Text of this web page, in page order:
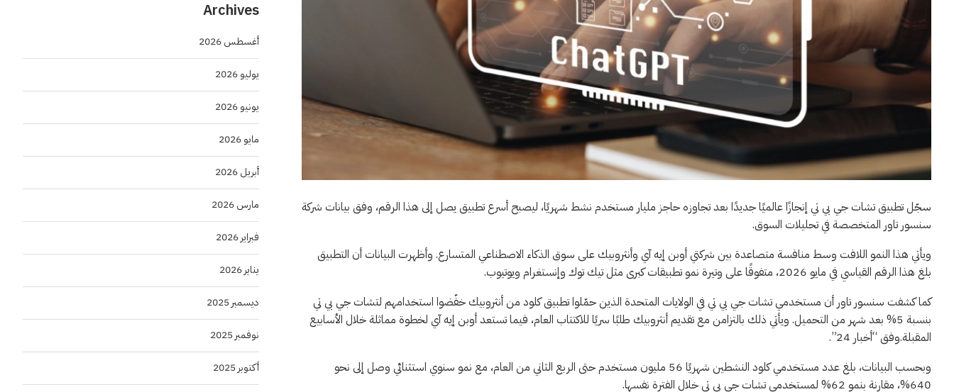
سجّل تطبيق تشات جي بي تي إنجازًا عالميًا جديدًا بعد تجاوزه حاجز مليار مستخدم نشط شهريًا، ليصبح أسرع تطبيق يصل إلى هذا الرقم، وفق بيانات شركة
سنسور تاور المتخصصة في تحليلات السوق.
ويأتي هذا النمو اللافت وسط منافسة متصاعدة بين شركتي أوبن إيه آي وأنثروبيك على سوق الذكاء الاصطناعي المتسارع. وأظهرت البيانات أن التطبيق
بلغ هذا الرقم القياسي في مايو 2026، متفوقًا على وتيرة نمو تطبيقات كبرى مثل تيك توك وإنستغرام ويوتيوب.
كما كشفت سنسور تاور أن مستخدمي تشات جي بي تي في الولايات المتحدة الذين حمّلوا تطبيق كلود من أنثروبيك خفّضوا استخدامهم لتشات جي بي تي
بنسبة 5% بعد شهر من التحميل. ويأتي ذلك بالتزامن مع تقديم أنثروبيك طلبًا سريًا للاكتتاب العام، فيما تستعد أوبن إيه آي لخطوة مماثلة خلال الأسابيع
المقبلة.وفق “أخبار 24”.
وبحسب البيانات، بلغ عدد مستخدمي كلود النشطين شهريًا 56 مليون مستخدم حتى الربع الثاني من العام، مع نمو سنوي استثنائي وصل إلى نحو
640%، مقارنة بنمو 62% لمستخدمي تشات جي بي تي خلال الفترة نفسها.
Archives
أغسطس 2026
يوليو 2026
يونيو 2026
مايو 2026
أبريل 2026
مارس 2026
فبراير 2026
يناير 2026
ديسمبر 2025
نوفمبر 2025
أكتوبر 2025